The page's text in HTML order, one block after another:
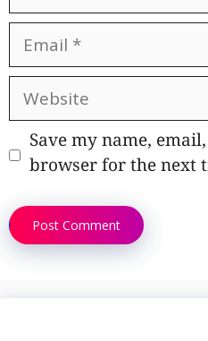
Email
Website
Save my name,
browser for the next